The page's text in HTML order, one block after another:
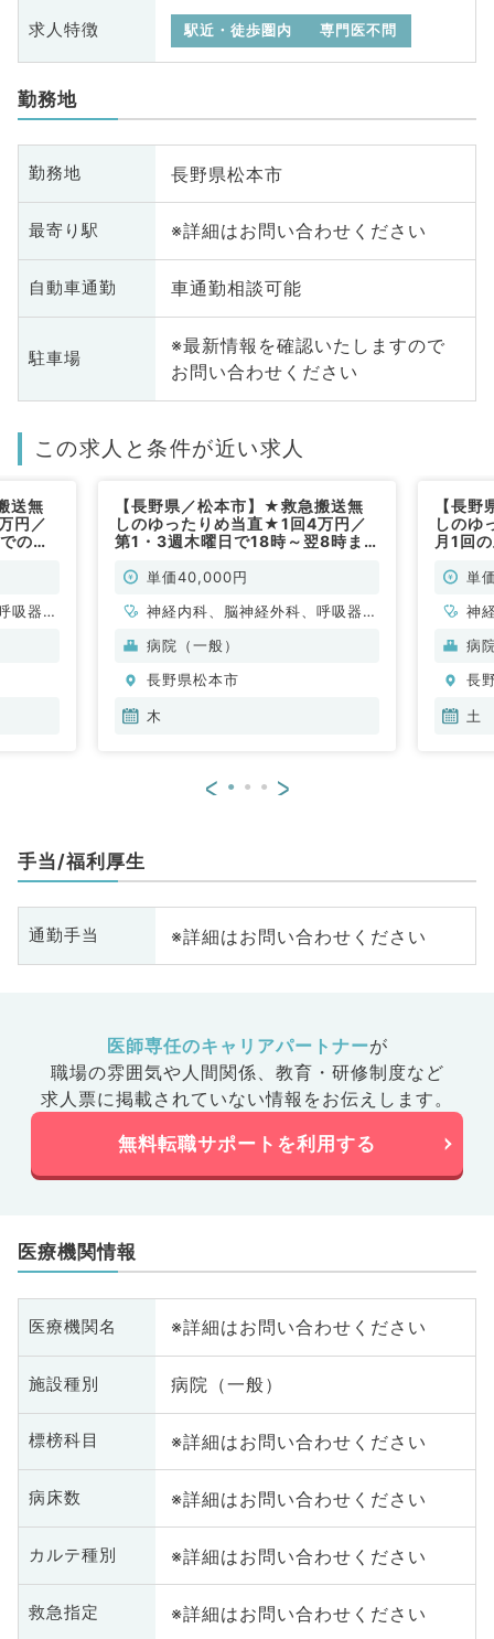
求人特徴 駅近・徒歩圏内 専門医不問
勤務地
勤務地 長野県松本市
最寄り駅 ※詳細はお問い合わせください
自動車通勤 車通勤相談可能
駐車場
※最新情報を確認いたしますので
お問い合わせください
この求人と条件が近い求人
送無
円／
のご
吸器外
【長野県／松本市】★救急搬送無
しのゆったりめ当直★1回4万円／
第1・3週木曜日で18時～翌8時ま
常勤）単価40,000円
神経内科、脳神経外科、呼吸器外
科、心臓血管外科、一般内科、循
科、内分泌・代謝内科、腎臓内
科、老年内科、血液内科、外科系
病院（一般）
長野県松本市
木
【長
しのゆ
月1回
勤）単
神
科
科
科
病
長
土
< >
手当/福利厚生
通勤手当 ※詳細はお問い合わせください
医師専任のキャリアパートナーが
職場の雰囲気や人間関係、 教育・研修制度など
求人票に掲載されていない情報をお伝えします。
無料転職サポートを利用する
医療機関情報
医療機関名 ※詳細はお問い合わせください
施設種別 病院（一般）
標榜科目 ※詳細はお問い合わせください
病床数 ※詳細はお問い合わせください
カルテ種別 ※詳細はお問い合わせください
救急指定 ※詳細はお問い合わせください